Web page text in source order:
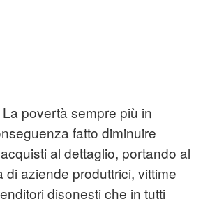
povertà sempre più in
fatto diminuire
al dettaglio, portando al
di aziende produttrici, vittime
disonesti che in tutti